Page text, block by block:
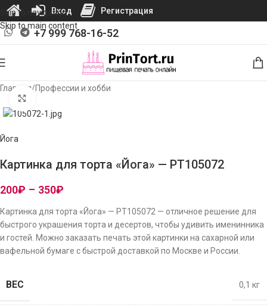
Skip to navigation
Skip to main content
+7 999 768-16-52
Главная/Профессии и хобби
Йога
Картинка для торта «Йога» — PT105072
200₽ – 350₽
Картинка для торта «Йога» — PT105072 — отличное решение для
быстрого украшения торта и десертов, чтобы удивить именинника
и гостей. Можно заказать печать этой картинки на сахарной или
вафельной бумаге с быстрой доставкой по Москве и России.
ВЕС 0,1 кг
Вход Регистрация